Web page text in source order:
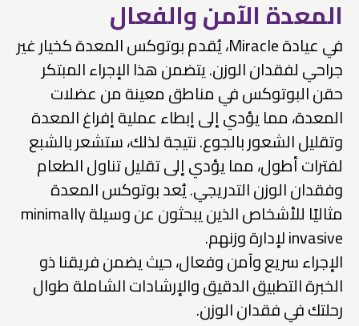
المعدة الآمن والفعال
في عيادة Miracle، يُقدم بوتوكس المعدة كخيار غير
جراحي لفقدان الوزن. يتضمن هذا الإجراء المبتكر
حقن البوتوكس في مناطق معينة من عضلات
المعدة، مما يؤدي إلى إبطاء عملية إفراغ المعدة
وتقليل الشعور بالجوع. نتيجة لذلك، ستشعر بالشبع
لفترات أطول، مما يؤدي إلى تقليل تناول الطعام
وفقدان الوزن التدريجي. يُعد بوتوكس المعدة
مثاليًا للأشخاص الذين يبحثون عن وسيلة minimally
invasive لإدارة وزنهم.
الإجراء سريع وآمن وفعال، حيث يضمن فريقنا ذو
الخبرة التطبيق الدقيق والإرشادات الشاملة طوال
رحلتك في فقدان الوزن.